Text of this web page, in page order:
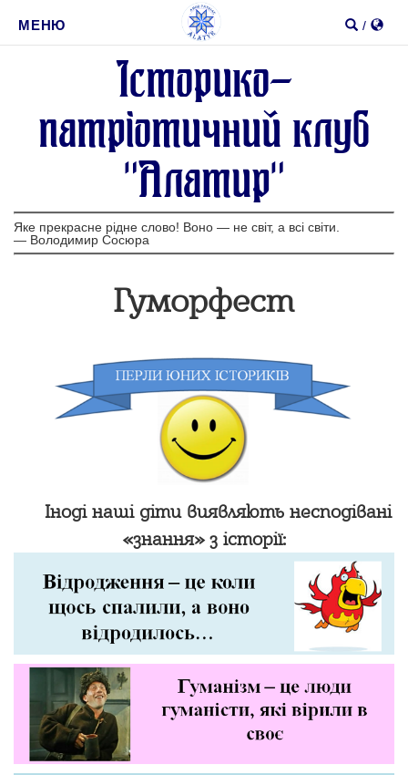
МЕНЮ /
Iсторико-
патрiотичний клуб
"Алатир"
Яке прекрасне рідне слово! Воно — не світ, а всі світи.
— Володимир Сосюра
Гуморфест
Іноді наші діти виявляють несподівані
«знання» з історії: